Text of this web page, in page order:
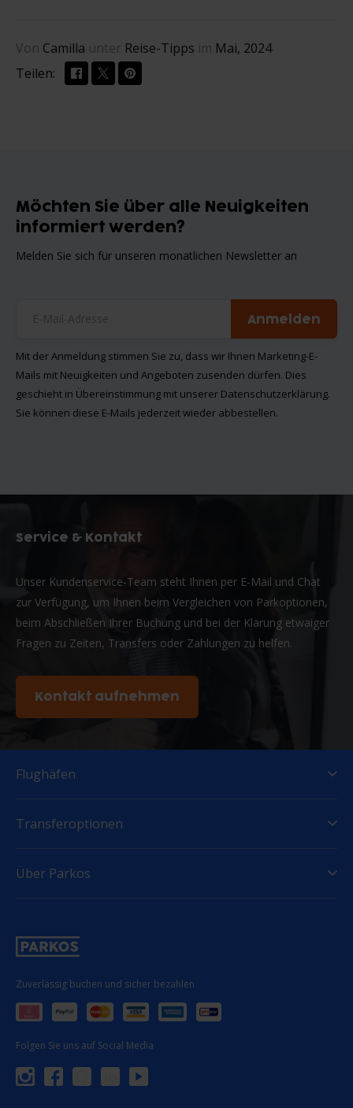
Von Camilla unter Reise-Tipps im Mai, 2024
Teilen:
Möchten Sie über alle Neuigkeiten
informiert werden?
Melden Sie sich für unseren monatlichen Newsletter an
Anmelden
Mit der Anmeldung stimmen Sie zu, dass wir Ihnen Marketing-E-
Mails mit Neuigkeiten und Angeboten zusenden dürfen. Dies
geschieht in Übereinstimmung mit unserer Datenschutzerklärung.
Sie können diese E-Mails jederzeit wieder abbestellen.
Service & Kontakt
Unser Kundenservice-Team steht Ihnen per E-Mail und Chat
zur Verfügung, um Ihnen beim Vergleichen von Parkoptionen,
beim Abschließen Ihrer Buchung und bei der Klärung etwaiger
Fragen zu Zeiten, Transfers oder Zahlungen zu helfen.
Kontakt aufnehmen
Zuverlässig buchen und sicher bezahlen
Folgen Sie uns auf Social Media
Flughäfen
Transferoptionen
Über Parkos